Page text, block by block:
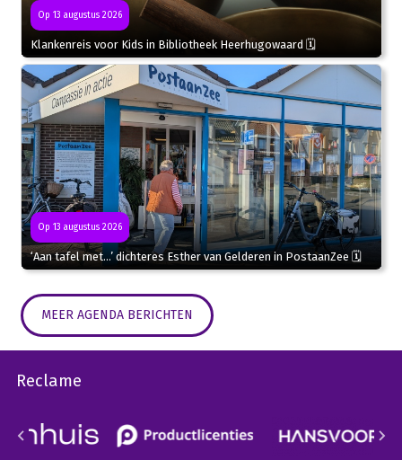
Op 13 augustus 2026
Klankenreis voor Kids in Bibliotheek Heerhugowaard 🗓
Op 13 augustus 2026
‘Aan tafel met…’ dichteres Esther van Gelderen in PostaanZee 🗓
MEER AGENDA BERICHTEN
Reclame